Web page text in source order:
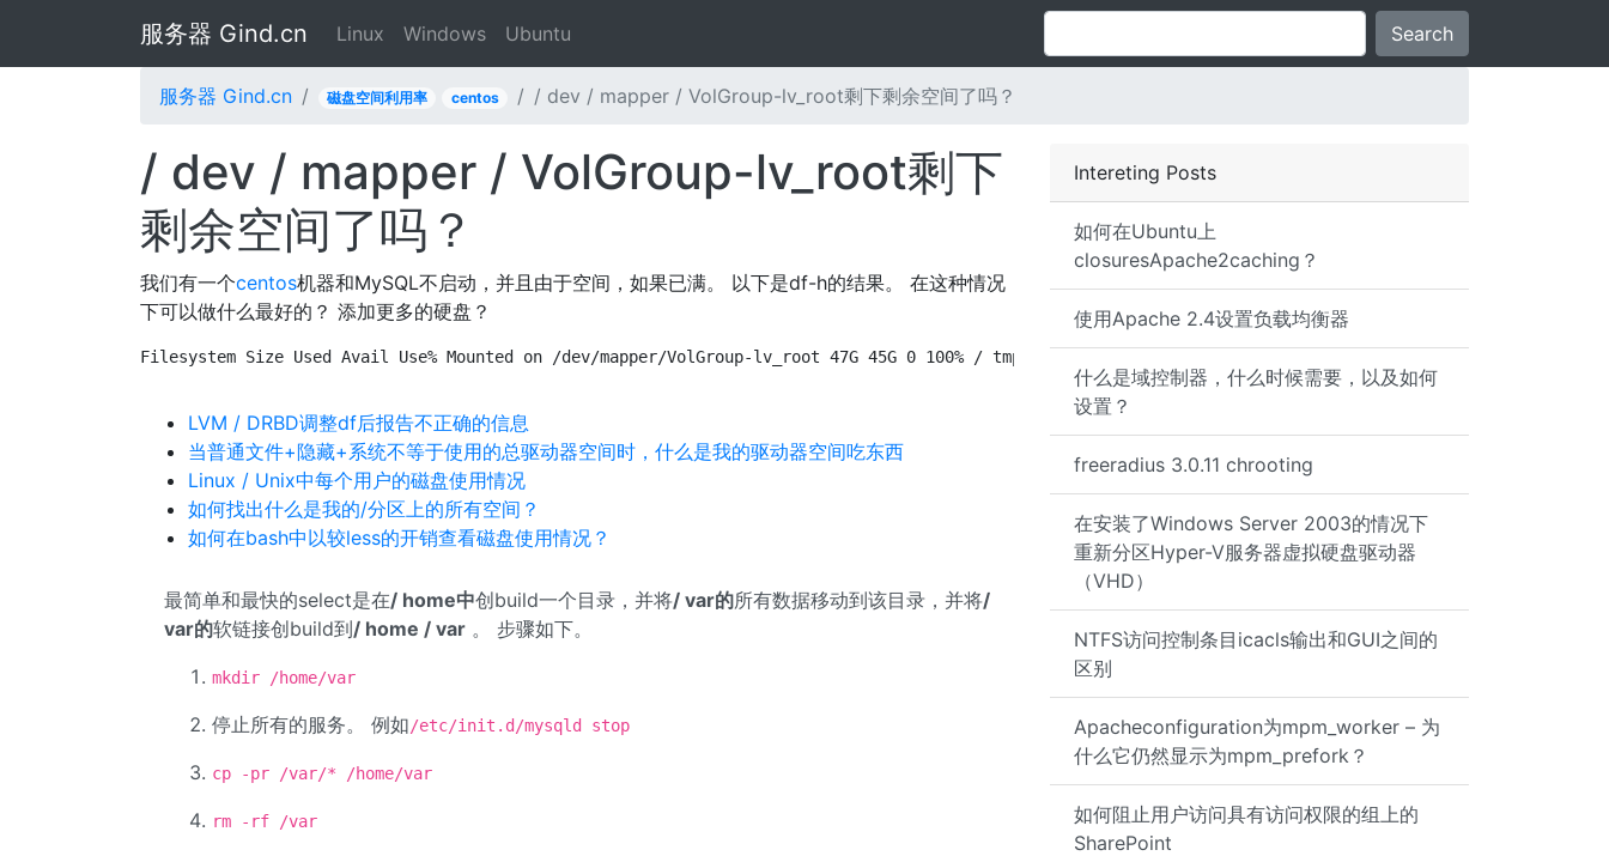
服务器 Gind.cn Linux Windows Ubuntu Search
服务器 Gind.cn 磁盘空间利用率 centos / dev / mapper / VolGroup-lv_root剩下剩余空间了吗？
Intereting Posts
如何在Ubuntu上
closuresApache2caching？
使用Apache 2.4设置负载均衡器
什么是域控制器，什么时候需要，以及如何
设置？
freeradius 3.0.11 chrooting
在安装了Windows Server 2003的情况下
重新分区Hyper-V服务器虚拟硬盘驱动器
（VHD）
NTFS访问控制条目icacls输出和GUI之间的
区别
Apacheconfiguration为mpm_worker – 为
什么它仍然显示为mpm_prefork？
如何阻止用户访问具有访问权限的组上的
SharePoint
/ dev / mapper / VolGroup-lv_root剩下
剩余空间了吗？
我们有一个centos机器和MySQL不启动，并且由于空间，如果已满。 以下是df-h的结果。 在这种情况
下可以做什么最好的？ 添加更多的硬盘？
Filesystem Size Used Avail Use% Mounted on /dev/mapper/VolGroup-lv_root 47G 45G 0 100% / tmpfs 3.9G 0 3.9G 0% /dev/shm /dev/xvda1 485M 33M 428M 7% /boot /
LVM / DRBD调整df后报告不正确的信息
当普通文件+隐藏+系统不等于使用的总驱动器空间时，什么是我的驱动器空间吃东西
Linux / Unix中每个用户的磁盘使用情况
如何找出什么是我的/分区上的所有空间？
如何在bash中以较less的开销查看磁盘使用情况？
最简单和最快的select是在/ home中创build一个目录，并将/ var的所有数据移动到该目录，并将/
var的软链接创build到/ home / var 。 步骤如下。
mkdir /home/var
停止所有的服务。 例如/etc/init.d/mysqld stop
cp -pr /var/* /home/var
rm -rf /var